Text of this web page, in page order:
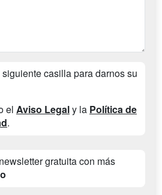
casilla para darnos su
el Aviso Legaly la Política de
.
gratuita con más